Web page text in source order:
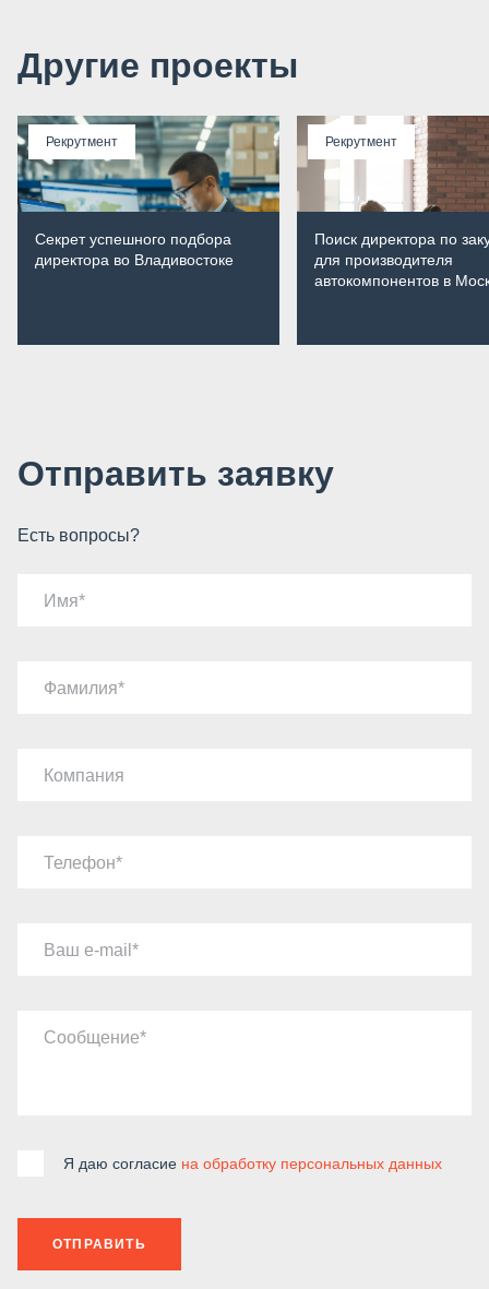
Другие проекты
Рекрутмент
Секрет успешного подбора
директора во Владивостоке
Рекрутмент
Поиск директора по
для производителя
автокомпонентов в
Отправить заявку
Есть вопросы?
Имя
Фамилия
Компания
Телефон
Ваш e-mail
Сообщение
Я даю согласие на обработку персональных данных
ОТПРАВИТЬ